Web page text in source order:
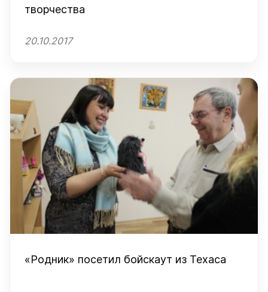
творчества
20.10.2017
«Родник» посетил бойскаут из Техаса